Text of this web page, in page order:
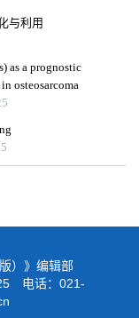
与利用
as a prognostic
osteosarcoma
）》编辑部
电话：021-